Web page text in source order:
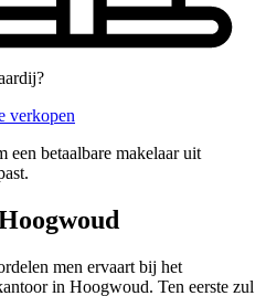
verkopen
een betaalbare makelaar uit
men ervaart bij het
in Hoogwoud. Ten eerste zul